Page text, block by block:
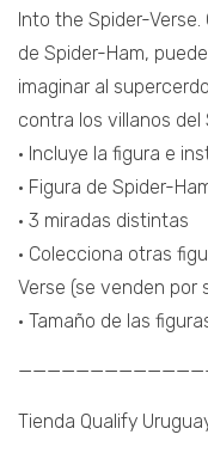
Into the Spider-
de Spider-Ham,
imaginar al
contra los villanos del
• Incluye la figura e
• Figura de Spider-
• 3 miradas distintas
• Colecciona otras
Verse (se venden por
• Tamaño de las
Tienda Qualify